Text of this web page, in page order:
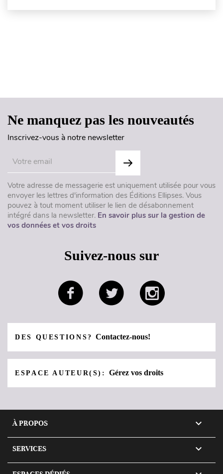
Ne manquez pas les nouveautés
Inscrivez-vous à notre newsletter
Votre adresse de messagerie est uniquement utilisée pour vous
envoyer les lettres d'information des Éditions Ellipses. Vous
pouvez à tout moment utiliser le lien de désabonnement
intégré dans la newsletter. En savoir plus sur la gestion de
vos données et vos droits
Suivez-nous sur
DES QUESTIONS?Contactez-nous!
ESPACE AUTEUR(S):Gérez vos droits
À PROPOS 
SERVICES 